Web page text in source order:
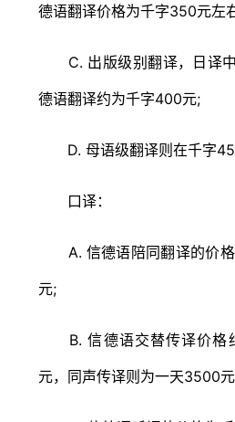
德语翻译价格为千字350元左
C. 出版级别翻译，日译
德语翻译约为千字400元;
D. 母语级翻译则在千字
口译：
A. 信德语陪同翻译的价格
元;
B. 信德语交替传译价格
元，同声传译则为一天3500